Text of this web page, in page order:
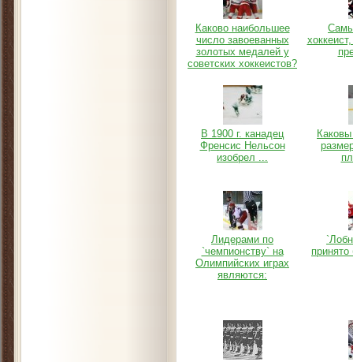
Каково наибольшее
число завоеванных
золотых медалей у
советских хоккеистов?
В 1900 г. канадец
Френсис Нельсон
изобрел ...
Лидерами по
`чемпионству` на
Олимпийских играх
являются: